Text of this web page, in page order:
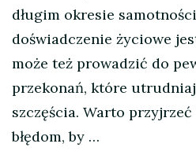
długim okresie
doświadczenie życiowe
może też prowadzić do
przekonań, które
szczęścia. Warto
błędom, by …